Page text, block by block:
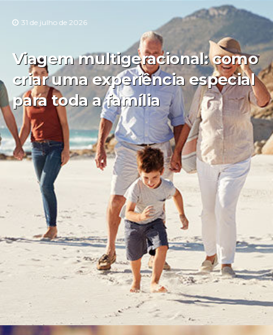
31 de julho de 2026
Viagem multigeracional: como
criar uma experiência especial
para toda a família